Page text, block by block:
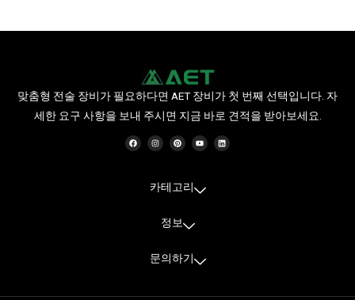
맞춤형 전술 장비가 필요하다면 AET 장비가 첫 번째 선택입니다. 자
세한 요구 사항을 보내 주시면 지금 바로 견적을 받아보세요.
F
a
c
인
스
타
P
i
n
e
s
유
튜
브
링
크
드
카테고리
정보
문의하기